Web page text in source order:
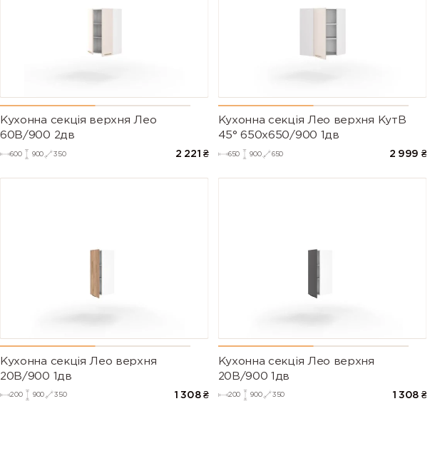
Кухонна секція верхня Лео
60В/900 2дв
600 900 350 2 221 ₴
Кухонна секція Лео верхня КутВ
45° 650х650/900 1дв
650 900 650 2 999 ₴
Кухонна секція Лео верхня
20В/900 1дв
200 900 350 1 308 ₴
Кухонна секція Лео верхня
20В/900 1дв
200 900 350 1 308 ₴